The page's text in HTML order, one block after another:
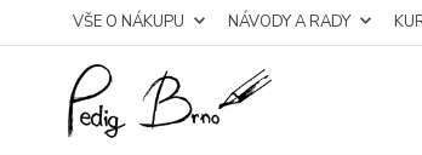
VŠE O NÁKUPU NÁVODY A RADY